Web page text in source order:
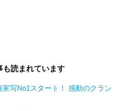
も読まれています
写No1スタート！ 感動のクラン